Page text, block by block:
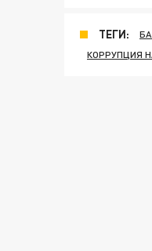
ТЕГИ:
КОРРУПЦИЯ